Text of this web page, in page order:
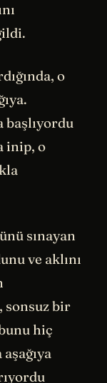
o
başlıyordu
inip, o
sınayan
ve aklını
sonsuz bir
hiç